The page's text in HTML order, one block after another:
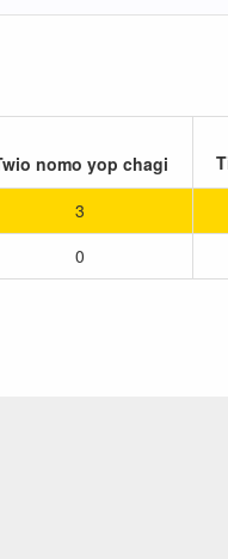
nomo yop chagi
3
0